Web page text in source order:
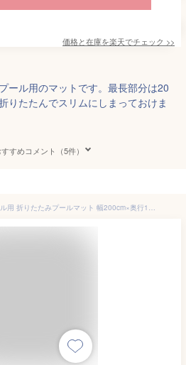
価格と在庫を楽天でチェック >>
ール用のマットです。最長部分は20
りたたんでスリムにしまっておけま
すめコメント（5件）
【楽天1位】ビニールプール用 折りたたみプールマット 幅200cm×奥行150cm×厚さ1cm 下敷きマット プール下マット デコボコ軽減 厚手 ケガ防止 滑り止め 安全 遮熱 クッション シート ビニールプール 家庭用プール 水遊び マット FIELDOOR 1年保証 ■[送料無料]